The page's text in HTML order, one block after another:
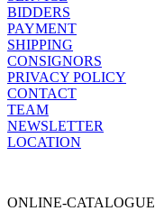
BIDDERS
PAYMENT
SHIPPING
CONSIGNORS
PRIVACY POLICY
CONTACT
TEAM
NEWSLETTER
LOCATION
ONLINE-CATALOGUE